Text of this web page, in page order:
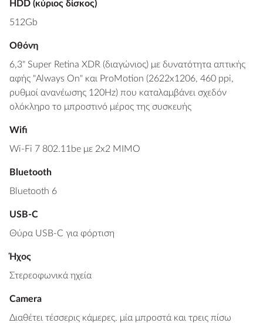
HDD (κύριος δίσκος)
512Gb
Οθόνη
6,3" Super Retina XDR (διαγώνιος) με δυνατότητα απτικής
αφής "Always On" και ProMotion (2622x1206, 460 ppi,
ρυθμοί ανανέωσης 120Hz) που καταλαμβάνει σχεδόν
ολόκληρο το μπροστινό μέρος της συσκευής
Wifi
Wi-Fi 7 802.11be με 2x2 MIMO
Bluetooth
Bluetooth 6
USB-C
Θύρα USB-C για φόρτιση
Ήχος
Στερεοφωνικά ηχεία
Camera
Διαθέτει τέσσερις κάμερες. μία μπροστά και τρεις πίσω